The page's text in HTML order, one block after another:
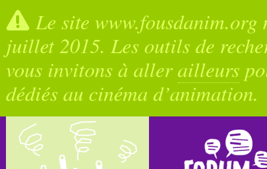
Le site
juillet 2015. Les outils de
vous invitons à allerailleurs
dédiés au cinéma d’animation.